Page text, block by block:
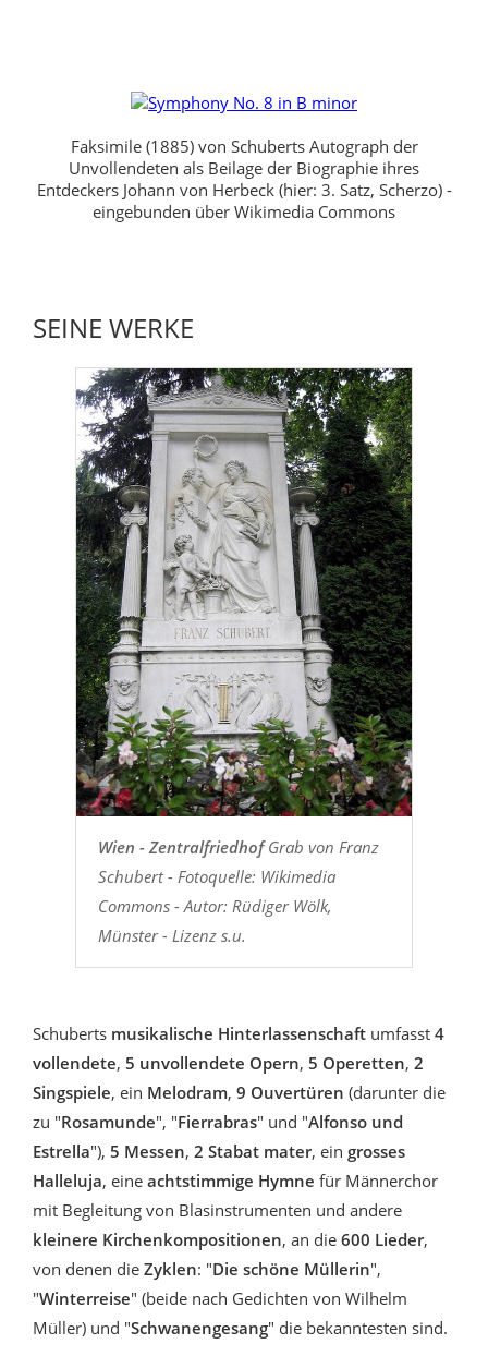
Faksimile (1885) von Schuberts Autograph der
Unvollendeten als Beilage der Biographie ihres
Entdeckers Johann von Herbeck (hier: 3. Satz, Scherzo) -
eingebunden über Wikimedia Commons
SEINE WERKE
Wien - ZentralfriedhofGrab von Franz
Schubert - Fotoquelle: Wikimedia
Commons - Autor: Rüdiger Wölk,
Münster - Lizenz s.u.
Schuberts musikalische Hinterlassenschaft umfasst 4
vollendete, 5 unvollendete Opern, 5 Operetten, 2
Singspiele, ein Melodram, 9 Ouvertüren (darunter die
zu "Rosamunde", "Fierrabras" und "Alfonso und
Estrella"), 5 Messen, 2 Stabat mater, ein grosses
Halleluja, eine achtstimmige Hymne für Männerchor
mit Begleitung von Blasinstrumenten und andere
kleinere Kirchenkompositionen, an die 600 Lieder,
von denen die Zyklen: "Die schöne Müllerin",
"Winterreise" (beide nach Gedichten von Wilhelm
Müller) und "Schwanengesang" die bekanntesten sind.